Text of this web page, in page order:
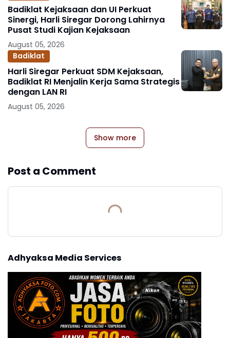
Badiklat Kejaksaan dan UI Perkuat
Sinergi, Harli Siregar Dorong Lahirnya
Pusat Studi Kajian Kejaksaan
August 05, 2026
Badiklat
Harli Siregar Perkuat SDM Kejaksaan,
Badiklat RI Menjalin Kerja Sama Strategis
dengan LAN RI
August 05, 2026
Show more
Post a Comment
Adhyaksa Media Services